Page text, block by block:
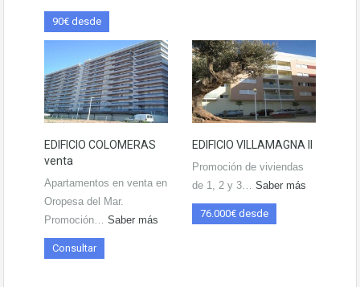
90€ desde
EDIFICIO COLOMERAS
venta
Apartamentos en venta en
Oropesa del Mar.
Promoción… Saber más
Consultar
EDIFICIO VILLAMAGNA II
Promoción de viviendas
de 1, 2 y 3… Saber más
76.000€ desde